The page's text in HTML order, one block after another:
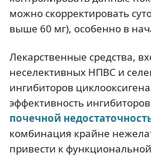
можно скорректировать
выше 60 мг), особенно в
Лекарственные средства,
неселективных НПВС и
ингибиторов
эффективность
почечной
комбинация крайне
привести к